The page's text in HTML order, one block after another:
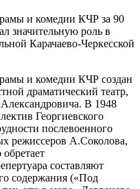
и комедии КЧР за 90
значительную роль в
Карачаево-Черкесской
и комедии КЧР создан
драматический театр,
В 1948
Георгиевского
послевоенного
режиссеров А.Соколова,
составляют
содержания («Под